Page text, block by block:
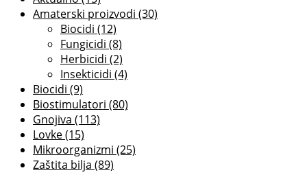
Amaterski proizvodi (30)
Biocidi (12)
Fungicidi (8)
Herbicidi (2)
Insekticidi (4)
Biocidi (9)
Biostimulatori (80)
Gnojiva (113)
Lovke(15)
Mikroorganizmi (25)
Zaštita bilja (89)